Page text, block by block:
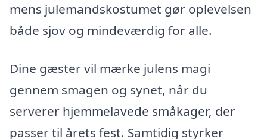
mens julemandskostumet gør oplevelsen
både sjov og mindeværdig for alle.
Dine gæster vil mærke julens magi
gennem smagen og synet, når du
serverer hjemmelavede småkager, der
passer til årets fest. Samtidig styrker